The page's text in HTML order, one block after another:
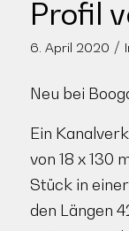
Profil
6. April 2020 /
Neu bei
Ein
von 18 x 130
Stück in
den Längen